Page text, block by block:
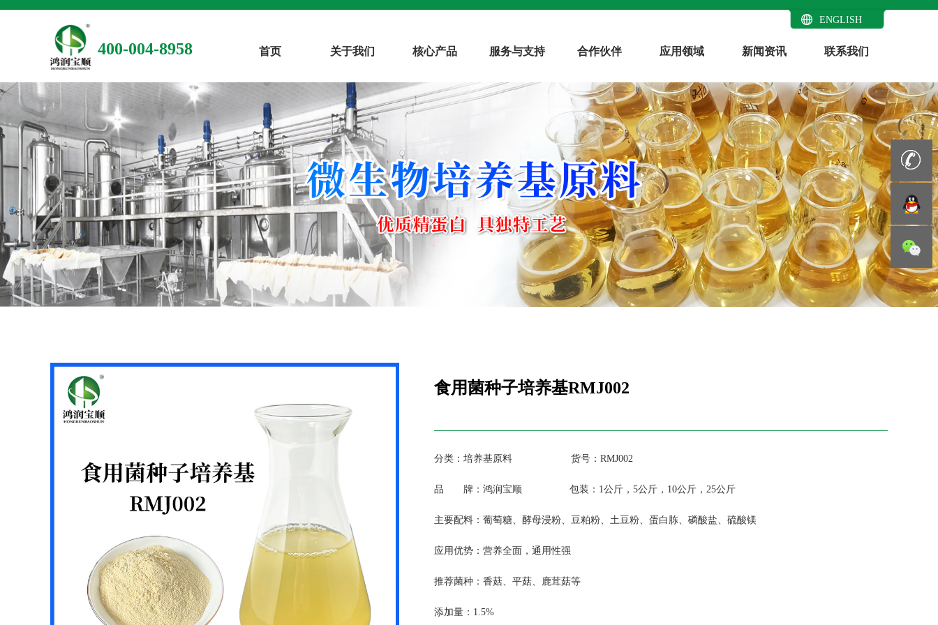
400-004-8958 首页 关于我们 核心产品 服务与支持 合作伙伴 应用领域 新闻资讯 联系我们
ENGLISH
食用菌种子培养基RMJ002
分类：培养基原料 货号：RMJ002
品 牌：鸿润宝顺 包装：1公斤，5公斤，10公斤，25公斤
主要配料：葡萄糖、酵母浸粉、豆粕粉、土豆粉、蛋白胨、磷酸盐、硫酸镁
应用优势：营养全面，通用性强
推荐菌种：香菇、平菇、鹿茸菇等
添加量：1.5%